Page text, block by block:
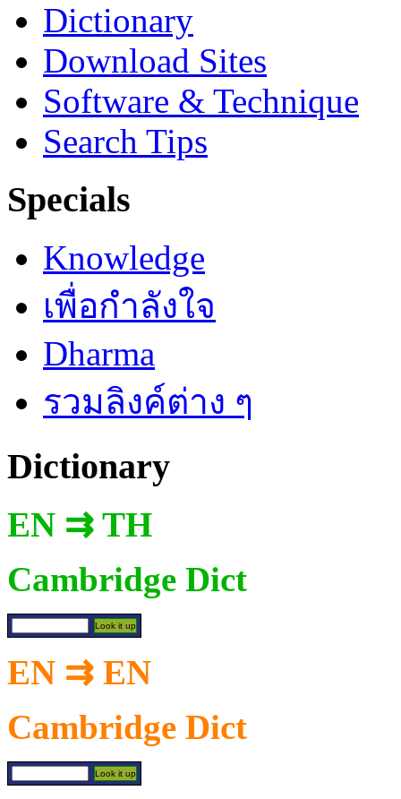
Dictionary
Download Sites
Software & Technique
Search Tips
Specials
Knowledge
เพื่อกำลังใจ
Dharma
รวมลิงค์ต่าง ๆ
Dictionary
EN ⇉ TH
Cambridge Dict
EN ⇉ EN
Cambridge Dict